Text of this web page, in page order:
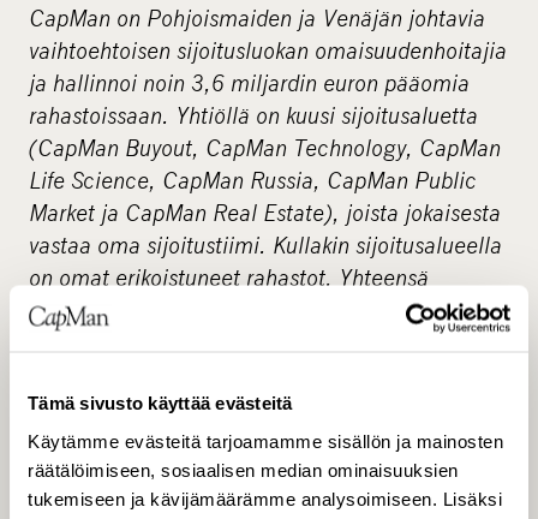
Tämä sivusto käyttää evästeitä
Käytämme evästeitä tarjoamamme sisällön ja mainosten
räätälöimiseen, sosiaalisen median ominaisuuksien
tukemiseen ja kävijämäärämme analysoimiseen. Lisäksi
CapMan on Pohjoismaiden ja Venäjän johtavia
vaihtoehtoisen sijoitusluokan omaisuudenhoitajia
ja hallinnoi noin 3,6 miljardin euron pääomia
rahastoissaan. Yhtiöllä on kuusi sijoitusaluetta
(CapMan Buyout, CapMan Technology, CapMan
Life Science, CapMan Russia, CapMan Public
Market ja CapMan Real Estate), joista jokaisesta
vastaa oma sijoitustiimi. Kullakin sijoitusalueella
on omat erikoistuneet rahastot. Yhteensä
CapManin palveluksessa on noin 150
CapMan on perustettu vuonna 1989, ja yhtiön B-
osake on listattu Helsingin pörssissä vuodesta
2001.